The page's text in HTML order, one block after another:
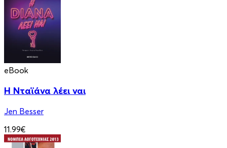
eBook
Η Νταϊάνα λέει ναι
Jen Besser
11.99€